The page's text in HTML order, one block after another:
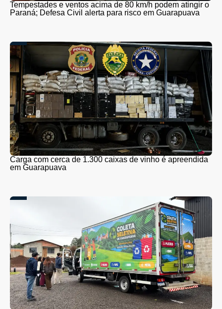
Tempestades e ventos acima de 80 km/h podem atingir o
Paraná; Defesa Civil alerta para risco em Guarapuava
Carga com cerca de 1.300 caixas de vinho é apreendida
em Guarapuava